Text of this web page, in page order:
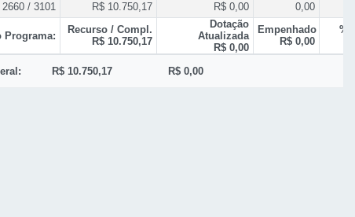
R$ 10.750,17 R$ 0,00
2660 / 3101 R$ 10.750,17 R$ 0,00 0,00
Programa:
Recurso / Compl.
R$ 10.750,17
Dotação
Atualizada
R$ 0,00
Empenhado
R$ 0,00
%